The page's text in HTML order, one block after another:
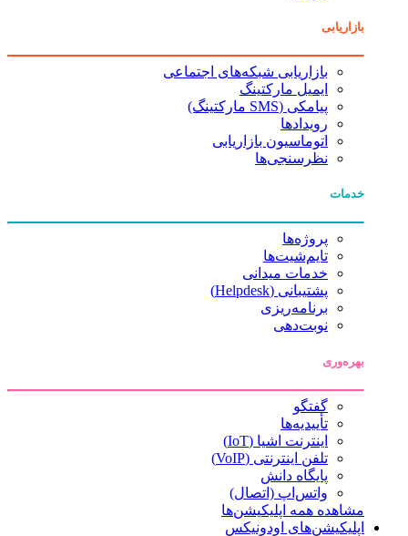
بازاریابی
بازاریابی شبکه‌های اجتماعی
ایمیل مارکتینگ
پیامکی (SMS مارکتینگ)
رویدادها
اتوماسیون بازاریابی
نظرسنجی‌ها
خدمات
پروژه‌ها
تایم‌شیت‌ها
خدمات میدانی
پشتیبانی (Helpdesk)
برنامه‌ریزی
نوبت‌دهی
بهره‌وری
گفتگو
تأییدیه‌ها
اینترنت اشیا (IoT)
تلفن اینترنتی (VoIP)
پایگاه دانش
واتس‌اپ (اتصال)
مشاهده همه اپلیکیشن‌ها
اپلیکیشن‌های اودونیکس